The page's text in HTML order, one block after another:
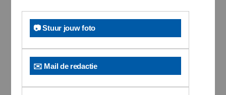
📷 Stuur jouw foto
✉️ Mail de redactie